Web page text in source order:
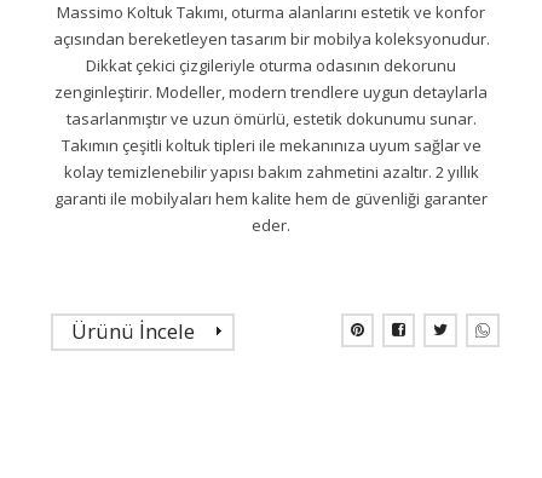
Massimo Koltuk Takımı, oturma alanlarını estetik ve konfor
açısından bereketleyen tasarım bir mobilya koleksyonudur.
Dikkat çekici çizgileriyle oturma odasının dekorunu
zenginleştirir. Modeller, modern trendlere uygun detaylarla
tasarlanmıştır ve uzun ömürlü, estetik dokunumu sunar.
Takımın çeşitli koltuk tipleri ile mekanınıza uyum sağlar ve
kolay temizlenebilir yapısı bakım zahmetini azaltır. 2 yıllık
garanti ile mobilyaları hem kalite hem de güvenliği garanter
eder.
Ürünü İncele